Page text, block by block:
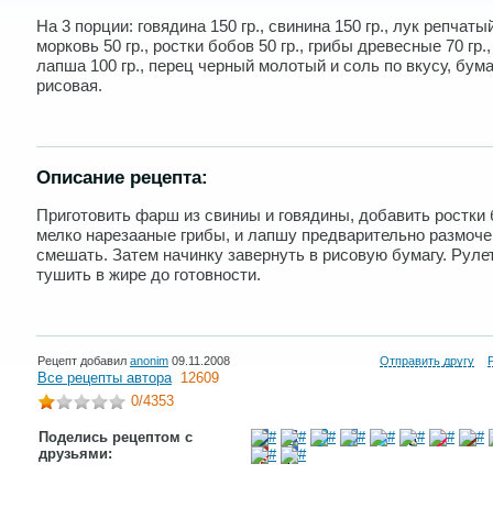
На 3 порции: говядина 150 гр., свинина 150 гр., лук
морковь 50 гр., ростки бобов 50 гр., грибы древесные 70
лапша 100 гр., перец черный молотый и соль по вкусу,
рисовая.
Описание рецепта:
Приготовить фарш из свиниы и говядины, добавить ростки
мелко нарезааные грибы, и лапшу предварительно
смешать. Затем начинку завернуть в рисовую бумагу.
тушить в жире до готовности.
Рецепт добавил anonim 09.11.2008 Отправить другу
Все рецепты автора 12609
0/4353
Поделись рецептом с
друзьями: